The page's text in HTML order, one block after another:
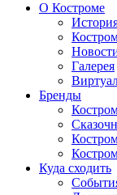
О Костроме
Галерея
Бренды
Куда сходить